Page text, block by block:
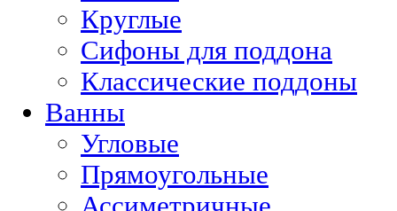
Круглые
Сифоны для поддона
Классические поддоны
Ванны
Угловые
Прямоугольные